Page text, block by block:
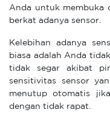
Anda untuk membuka
berkat adanya sensor.
Kelebihan adanya
biasa adalah Anda
tidak segar akibat
sensitivitas sensor
menutup otomatis
dengan tidak rapat.